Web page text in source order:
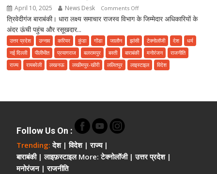
April 10, 2025 News Desk Comments Offon
एसडीएम
भी
नहीं
करवा
पाए
चकमार्ग
कार्यवाही
त्रिवेदीगंज बाराबंकी। धारा लक्ष्य समाचार राजस्व विभाग के जिम्मेदार अधिकारियों के
अंदर ऊंची पहुंच और रसूखदार...
उत्तर प्रदेश उन्नाव करियर कुंडा गोंडा जालौन झांसी टेक्नोलॉजी देश
धर्म
नई दिल्ली
पीलीभीत प्रयागराज बलरामपुर बस्ती बाराबंकी मनोरंजन
राजनीति
राज्य
रायबरेली लखनऊ लखीमपुर-खीरी ललितपुर लाइस्टाइल विदेश
Follow Us On :
Trending: देश|विदेश|राज्य|
बाराबंकी|लाइफ़स्टाइल More:टेक्नोलॉजी|उत्तर प्रदेश|
मनोरंजन|राजनीति